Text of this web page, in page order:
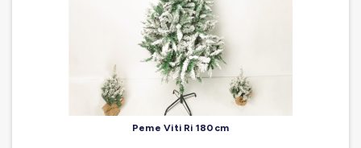
Peme Viti Ri 180cm